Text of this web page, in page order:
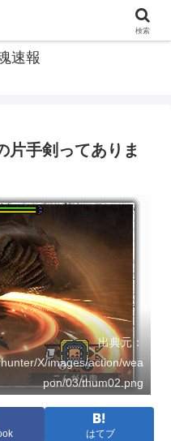
速報
片手剣ってありま
出典元：
X/images/action/wea
pon/03/thum02.png
はてブ
検索